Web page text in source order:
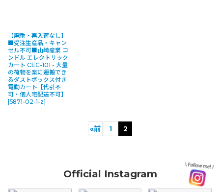
【廃番・再入荷なし】
■受注生産品・キャン
セル不可■山崎産業 コ
ンドル エレクトリック
カート CEC-101 - 大量
の荷物を楽に運搬でき
るダストボックス付き
電動カート【代引不
可・個人宅配送不可】
[5871-02-1-z]
«前 1 2
Official Instagram